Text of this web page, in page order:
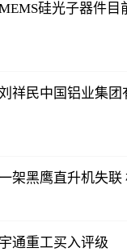
硅光子器件目
祥民中国铝业集
架黑鹰直升机失联
通重工买入评级